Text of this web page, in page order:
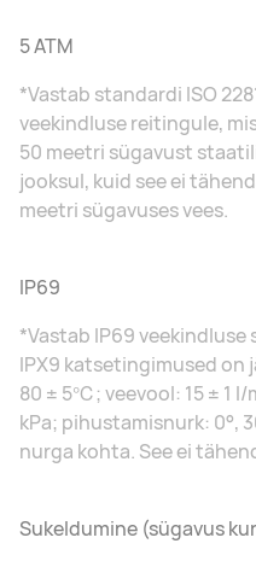
5 ATM
*Vastab standardi ISO
veekindluse reitingule,
50 meetri sügavust
jooksul, kuid see ei
meetri sügavuses vees.
IP69
*Vastab IP69 veekindluse
IPX9 katsetingimused on
80 ± 5℃; veevool: 15 ± 1
kPa; pihustamisnurk: 0°,
nurga kohta. See ei
Sukeldumine (sügavus